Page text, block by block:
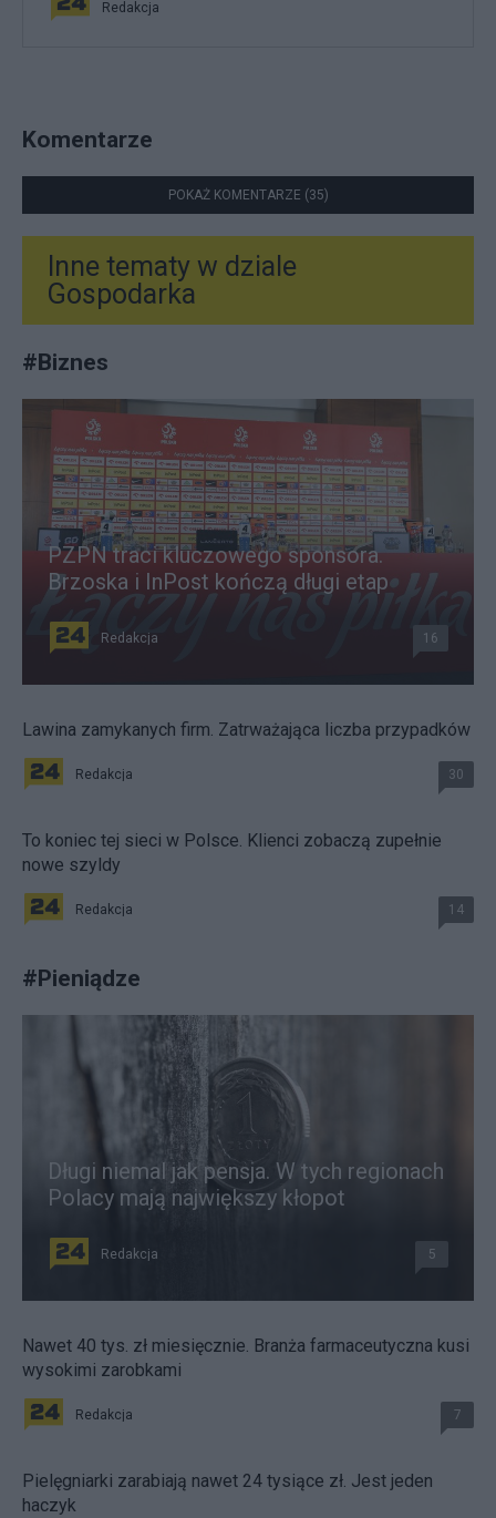
Redakcja
Komentarze
POKAŻ KOMENTARZE (35)
Inne tematy w dziale
Gospodarka
#Biznes
PZPN traci kluczowego sponsora.
Brzoska i InPost kończą długi etap
Redakcja 16
Lawina zamykanych firm. Zatrważająca liczba przypadków
Redakcja 30
To koniec tej sieci w Polsce. Klienci zobaczą zupełnie
nowe szyldy
Redakcja 14
#Pieniądze
Długi niemal jak pensja. W tych regionach
Polacy mają największy kłopot
Redakcja 5
Nawet 40 tys. zł miesięcznie. Branża farmaceutyczna kusi
wysokimi zarobkami
Redakcja 7
Pielęgniarki zarabiają nawet 24 tysiące zł. Jest jeden
haczyk